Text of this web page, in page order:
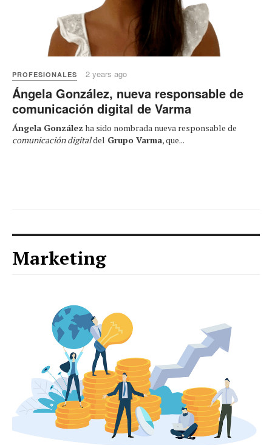
PROFESIONALES 2 years ago
Ángela González, nueva responsable de
comunicación digital de Varma
Ángela González ha sido nombrada nueva responsable de
comunicación digitaldel Grupo Varma, que...
Marketing